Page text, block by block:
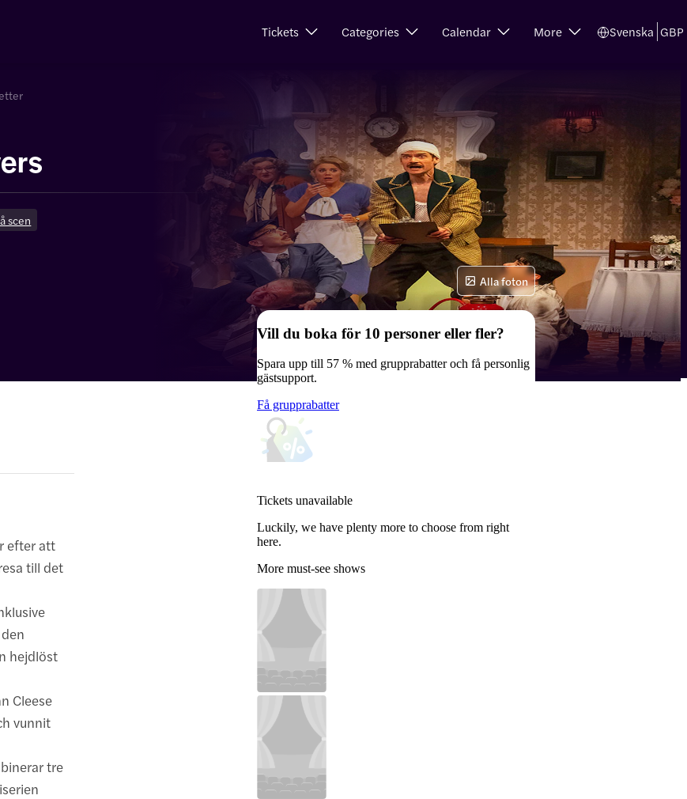
Tickets Categories Calendar More Svenska GBP
scen
Alla foton
Vill du boka för 10 personer eller fler?
Spara upp till 57 % med grupprabatter och få personlig
gästsupport.
Få grupprabatter
Tickets unavailable
Luckily, we have plenty more to choose from right
here.
More must-see shows
efter att
till det
hejdlöst
Cleese
vunnit
tre